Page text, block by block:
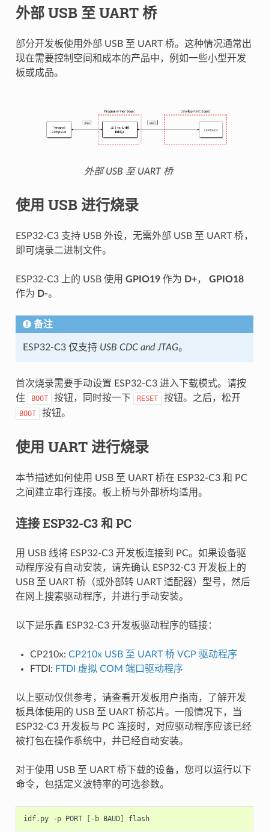
外部 USB 至 UART 桥
部分开发板使用外部 USB 至 UART 桥。这种情况通常出
现在需要控制空间和成本的产品中，例如一些小型开发
板或成品。
外部 USB 至 UART 桥
使用 USB 进行烧录
ESP32-C3 支持 USB 外设，无需外部 USB 至 UART 桥，
即可烧录二进制文件。
ESP32-C3 上的 USB 使用 GPIO19作为 D+， GPIO18
作为 D-。
备注
ESP32-C3 仅支持 USB CDC and JTAG。
首次烧录需要手动设置 ESP32-C3 进入下载模式。请按
住
BOOT 按钮，同时按一下 RESET 按钮。之后，松开
BOOT 按钮。
使用 UART 进行烧录
本节描述如何使用 USB 至 UART 桥在 ESP32-C3 和 PC
之间建立串行连接。板上桥与外部桥均适用。
连接 ESP32-C3 和 PC
用 USB 线将 ESP32-C3 开发板连接到 PC。如果设备驱
动程序没有自动安装，请先确认 ESP32-C3 开发板上的
USB 至 UART 桥（或外部转 UART 适配器）型号，然后
在网上搜索驱动程序，并进行手动安装。
以下是乐鑫 ESP32-C3 开发板驱动程序的链接：
CP210x: CP210x USB 至 UART 桥 VCP 驱动程序
FTDI: FTDI 虚拟 COM 端口驱动程序
以上驱动仅供参考，请查看开发板用户指南，了解开发
板具体使用的 USB 至 UART 桥芯片。一般情况下，当
ESP32-C3 开发板与 PC 连接时，对应驱动程序应该已经
被打包在操作系统中，并已经自动安装。
对于使用 USB 至 UART 桥下载的设备，您可以运行以下
命令，包括定义波特率的可选参数。
idf.py -p PORT [ -b BAUD] flash